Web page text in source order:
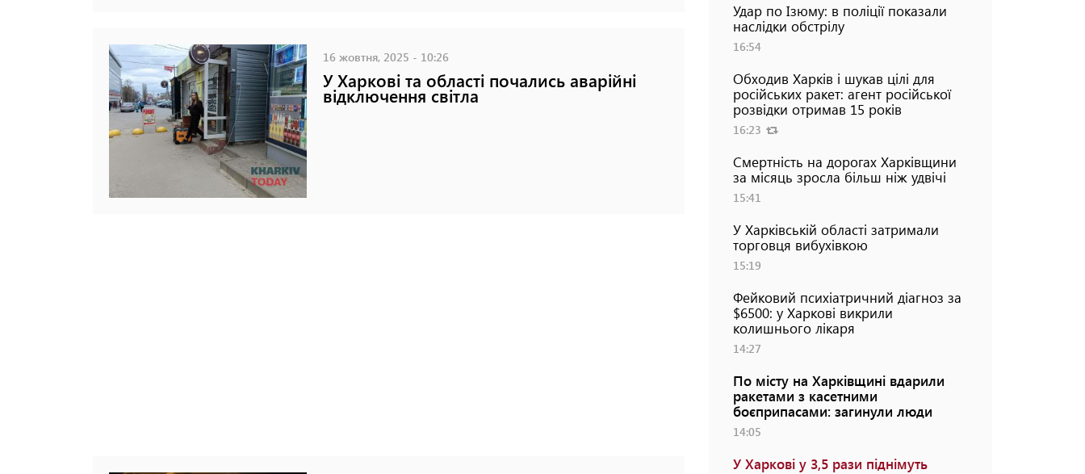
16 жовтня, 2025 - 10:26
У Харкові та області почались аварійні
відключення світла
Удар по Ізюму: в поліції показали
наслідки обстрілу
16:54
Обходив Харків і шукав цілі для
російських ракет: агент російської
розвідки отримав 15 років
16:23
Смертність на дорогах Харківщини
за місяць зросла більш ніж удвічі
15:41
У Харківській області затримали
торговця вибухівкою
15:19
Фейковий психіатричний діагноз за
$6500: у Харкові викрили
колишнього лікаря
14:27
По місту на Харківщині вдарили
ракетами з касетними
боєприпасами: загинули люди
14:05
У Харкові у 3,5 рази піднімуть